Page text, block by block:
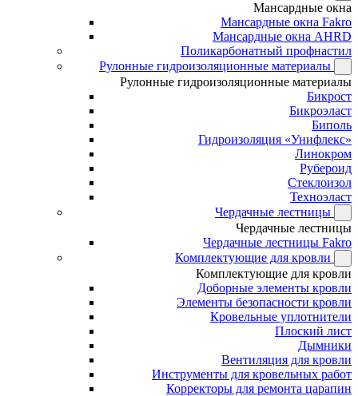
Мансардные окна
Мансардные окна Fakro
Мансардные окна AHRD
Поликарбонатный профнастил
Рулонные гидроизоляционные материалы
Рулонные гидроизоляционные материалы
Бикрост
Бикроэласт
Биполь
Гидроизоляция «Унифлекс»
Линокром
Рубероид
Стеклоизол
Техноэласт
Чердачные лестницы
Чердачные лестницы
Чердачные лестницы Fakro
Комплектующие для кровли
Комплектующие для кровли
Доборные элементы кровли
Элементы безопасности кровли
Кровельные уплотнители
Плоский лист
Дымники
Вентиляция для кровли
Инструменты для кровельных работ
Корректоры для ремонта царапин